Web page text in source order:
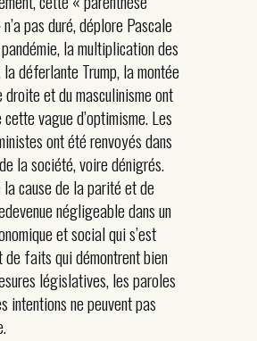
pas duré, déplore Pascale
la multiplication des
déferlante Trump, la montée
droite et du masculinisme ont
vague d’optimisme. Les
ont été renvoyés dans
la société, voire dénigrés.
la cause de la parité et de
négligeable dans un
et social qui s’est
de faits qui démontrent bien
législatives, les paroles
intentions ne peuvent pas